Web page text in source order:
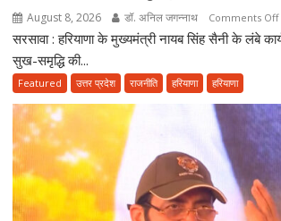
August 8, 2026 डॉ. अनिल जगन्नाथ Comments Off
सरसावा : हरियाणा के मुख्यमंत्री नायब सिंह सैनी के लंबे
सुख-समृद्धि की...
Featured उत्तर प्रदेश राजनीति हरियाणा हरियाणा